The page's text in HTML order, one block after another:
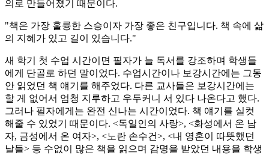
의로 만들어졌기 때문이다.
"책은 가장 훌륭한 스승이자 가장 좋은 친구입니다. 책 속에 삶
의 지혜가 있고 길이 있습니다."
새 학기 첫 수업 시간이면 필자가 늘 독서를 강조하며 학생들
에게 단골로 하던 말이었다. 수업시간이나 보강시간에는 그동
안 읽었던 책 얘기를 해주었다. 다른 교사들은 보강시간에는
할 게 없어서 엄청 지루하고 우두커니 서 있다 나온다고 했다.
그러나 필자에게는 완전 신나는 시간이었다. 책 얘기를 실컷
해줄 수 있었기 때문이다. <독일인의 사랑>, <화성에서 온 남
자, 금성에서 온 여자>, <노란 손수건>, <내 영혼이 따뜻했던
날들> 등 수없이 많은 책을 읽으며 감명을 받았던 내용을 학생